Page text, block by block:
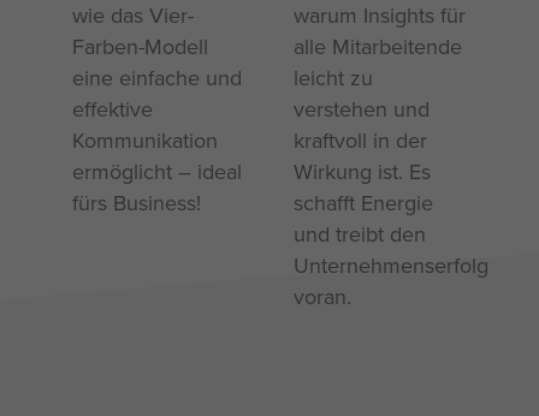
wie das Vier-
Farben-Modell
eine einfache und
effektive
Kommunikation
ermöglicht – ideal
fürs Business!
warum Insights für
alle Mitarbeitende
leicht zu
verstehen und
kraftvoll in der
Wirkung ist. Es
schafft Energie
und treibt den
Unternehmenserfolg
voran.